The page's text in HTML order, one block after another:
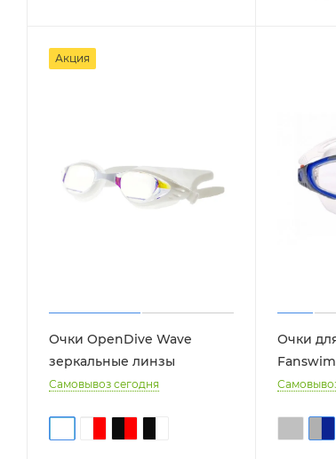
Акция
Очки OpenDive Wave
зеркальные линзы
Самовывоз сегодня
Очки
Fanswim